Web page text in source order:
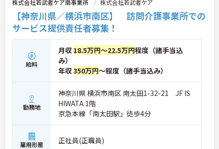
株式会社若武者ケア南事業所 株式会社若武者ケア
【神奈川県／横浜市南区】 訪問介護事業所での
サービス提供責任者募集！
給料
月収 18.5万円～22.5万円程度（諸手当込
み）
年収350万円～程度（諸手当込み）
勤務地
神奈川県 横浜市南区 南太田1-32-21 JF IS
HIWATA 1階
京急本線「南太田駅」徒歩4分
雇用形態 正社員(正職員)